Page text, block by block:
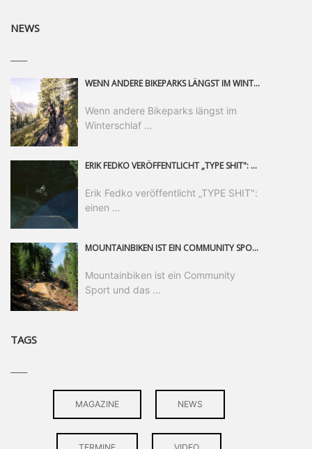
NEWS
WENN ANDERE BIKEPARKS LÄNGST IM WINTERSCHLAF SIND, IST MAN IN SAALFELDEN LEOGANG IMMER NOCH AM MOUNTAINBIKEN. IST DER HERBST DIE SCHÖNSTE ZEIT DES JAHRES? AUF DEN TRAILS RUND UM SAALFELDEN LEOGANG UND IM EPIC BIKEPARK LEOGANG IST ER DAS AUF JEDEN FALL – UND DIE GEFÜHLT DIE LÄNGSTE NOCH DAZU. NOCH BIS MINDESTENS 8. NOVEMBER STEHT DAS PINZGAUER MOUNTAINBIKE-PARADIES ALLEN RIDERN OFFEN, DIE EINFACH NICHT GENUG KRIEGEN KÖNNEN. DABEI HÄLT DIE GOLDENE JAHRESZEIT IN SAALFELDEN LEOGANG WEIT MEHR ALS LINES, TRAILS UND HERBSTPANORAMEN BEREIT: MIT DEM BIKE FESTIVAL, VERSCHIEDENEN LADIES SHRED EVENTS UND EINEM DIE GESAMTE SAISON ANDAUERNDEN PHOTO CONTEST ZUM 25-JÄHRIGEN BIKEPARK-JUBILÄUM GIBT ES RUND UM ÖSTERREICHS ÄLTESTEN BIKEPARK EINIGES ZU ERLEBEN.
Wenn andere Bikeparks längst im
Winterschlaf ...
ERIK FEDKO VERÖFFENTLICHT „TYPE SHIT": EINEN 23-MINÜTIGEN MOUNTAINBIKE-FILM, ÜBER DREI JAHRE RUND UM DIE WELT GEDREHT. ZEITGLEICH LAUNCHT ER DIE GLEICHNAMIGE KOLLEKTION SEINER BRAND TYPE. EIN SEGMENT DES FILMS ERSCHEINT SEPARAT AUF RED BULL BIKE.
Erik Fedko veröffentlicht „TYPE SHIT":
einen ...
MOUNTAINBIKEN IST EIN COMMUNITY SPORT UND DAS BEWEIST SICH IN DER BIKE REPUBLIC SÖLDEN GERADE EINDRUCKSVOLL AUF ALLEN LEVELN. FREERIDE PROFI, SHAPERIN UND FRISCH GEWÄHLTE SWATCH NINES MVP VERO SANDLER IST BEGEISTERT VON DER VIELFALT DER BIKE DESTINATION, DER NEUEN JUMPLINE UND PLÄDIERT FÜR MUT BEI (FRAUEN) COMMUNITIES. VERO UND IHR VERLOBTER SAM HODGES VERBRINGEN MEHRERE MONATE IN DER BIKE REPUBLIC UND LASSEN UNS DARAN TEILHABEN. UM COMMUNITY GEHT ES AUCH BEI DER PARTNERSCHAFT ZWISCHEN SÖLDEN UND DEM NEUEN RIDERS PARK DONOVALY IN DER SLOWAKEI: DER DORTIGE TOURISMUSDIREKTOR JIRI PEC IST ÜBERZEUGT: VON MEHR BIKEPARKS PROFITIERT DIE GANZE MTB-SZENE – UND MIT DOMINIK LINSER, GESCHÄFTSFÜHRER DER BRS, HAT ER DAMIT DEN PERFEKTEN PARTNER GEFUNDEN.
Mountainbiken ist ein Community
Sport und das ...
TAGS
MAGAZINE NEWS